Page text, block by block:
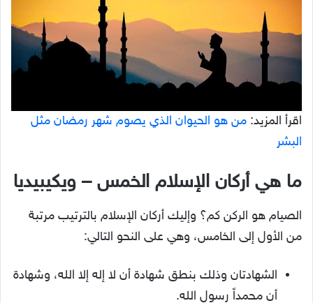
اقرأ المزيد: من هو الحيوان الذي يصوم شهر رمضان مثل
البشر
ما هي أركان الإسلام الخمس – ويكيبيديا
الصيام هو الركن كم؟ وإليك أركان الإسلام بالترتيب مرتبة
من الأول إلى الخامس، وهي على النحو التالي:
الشهادتان وذلك بنطق شهادة أن لا إله إلا الله، وشهادة
أن محمداً رسول الله.